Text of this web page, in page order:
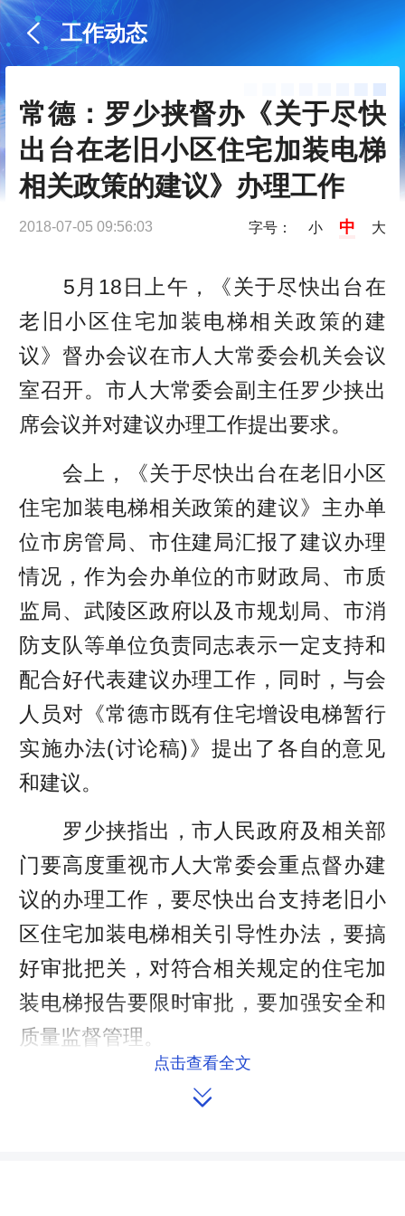
工作动态
常德：罗少挟督办《关于尽快
出台在老旧小区住宅加装电梯
相关政策的建议》办理工作
2018-07-05 09:56:03 字号： 小 中 大
5月18日上午，《关于尽快出台在
老旧小区住宅加装电梯相关政策的建
议》督办会议在市人大常委会机关会议
室召开。市人大常委会副主任罗少挟出
席会议并对建议办理工作提出要求。
会上，《关于尽快出台在老旧小区
住宅加装电梯相关政策的建议》主办单
位市房管局、市住建局汇报了建议办理
情况，作为会办单位的市财政局、市质
监局、武陵区政府以及市规划局、市消
防支队等单位负责同志表示一定支持和
配合好代表建议办理工作，同时，与会
人员对《常德市既有住宅增设电梯暂行
实施办法(讨论稿)》提出了各自的意见
和建议。
罗少挟指出，市人民政府及相关部
门要高度重视市人大常委会重点督办建
议的办理工作，要尽快出台支持老旧小
区住宅加装电梯相关引导性办法，要搞
好审批把关，对符合相关规定的住宅加
装电梯报告要限时审批，要加强安全和
质量监督管理。
点击查看全文
